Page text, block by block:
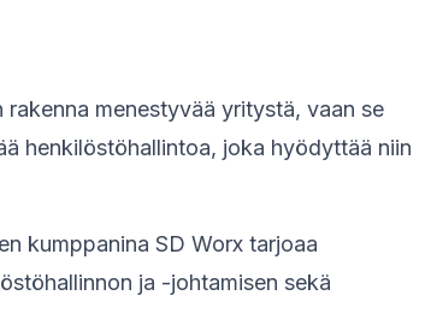
menestyvää yritystä, vaan se
henkilöstöhallintoa, joka hyödyttää niin
kumppanina SD Worx tarjoaa
ja -johtamisen sekä